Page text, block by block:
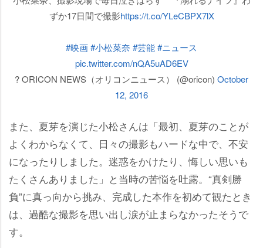
ずか17日間で撮影https://t.co/YLeCBPX7lX
#映画#小松菜奈 #芸能#ニュース
pic.twitter.com/nQA5uAD6EV
? ORICON NEWS（オリコンニュース） (@oricon) October
12, 2016
また、夏芽を演じた小松さんは「最初、夏芽のことが
よくわからなくて、日々の撮影もハードな中で、不安
になったりしました。迷惑をかけたり、悔しい思いも
たくさんありました」と当時の苦悩を吐露。“真剣勝
負”に真っ向から挑み、完成した本作を初めて観たとき
は、過酷な撮影を思い出し涙が止まらなかったそうで
す。